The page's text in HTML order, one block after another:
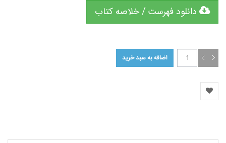
دانلود فهرست / خلاصه کتاب